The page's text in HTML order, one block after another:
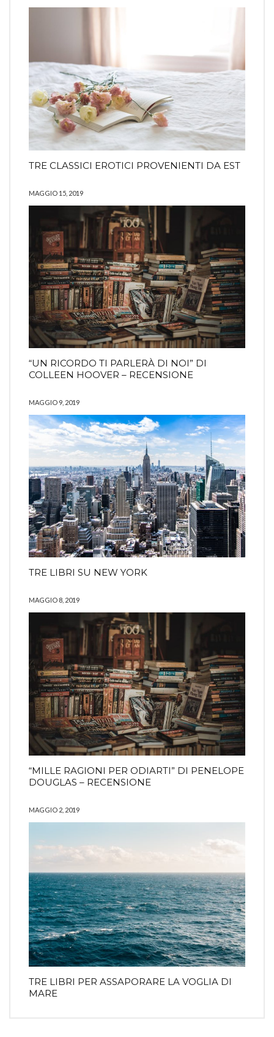
TRE CLASSICI EROTICI PROVENIENTI DA EST
MAGGIO 15, 2019
“UN RICORDO TI PARLERÀ DI NOI” DI
COLLEEN HOOVER – RECENSIONE
MAGGIO 9, 2019
TRE LIBRI SU NEW YORK
MAGGIO 8, 2019
“MILLE RAGIONI PER ODIARTI” DI PENELOPE
DOUGLAS – RECENSIONE
MAGGIO 2, 2019
TRE LIBRI PER ASSAPORARE LA VOGLIA DI
MARE